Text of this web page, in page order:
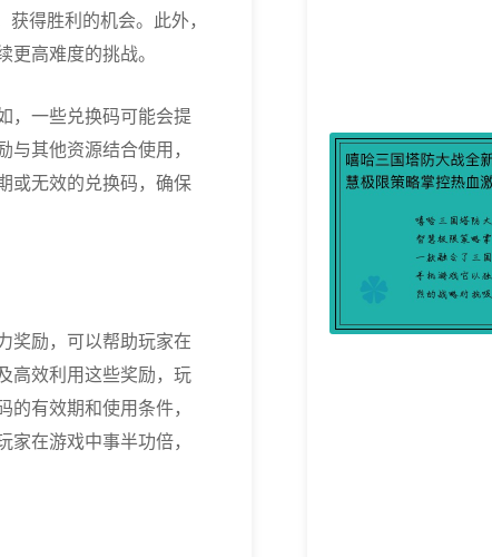
得胜利的机会。此外，
高难度的挑战。
，一些兑换码可能会提
其他资源结合使用，
或无效的兑换码，确保
奖励，可以帮助玩家在
高效利用这些奖励，玩
有效期和使用条件，
在游戏中事半功倍，